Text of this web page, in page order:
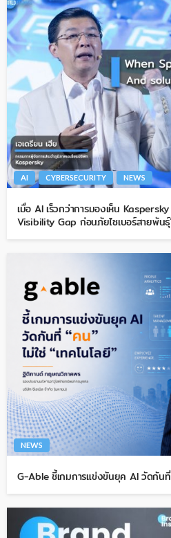
AI CYBERSECURITY NEWS
เมื่อ AI เร็วกว่าการมองเห็น
Visibility Gap ก่อนภัยไซเบอร์สายพัน
NEWS
G-Able ชี้เกมการแข่งขันยุค AI วัดกันที่